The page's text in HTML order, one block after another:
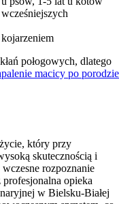
połogowych, dlatego
macicy po porodzie
który przy
skutecznością i
rozpoznanie
opieka
w Bielsku-Białej